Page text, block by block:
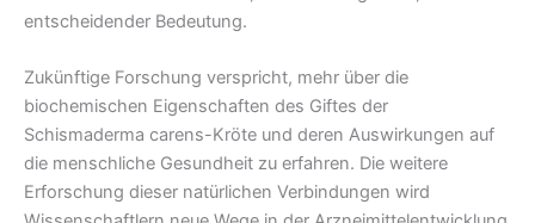
entscheidender Bedeutung.
Zukünftige Forschung verspricht, mehr über die
biochemischen Eigenschaften des Giftes der
Schismaderma carens-Kröte und deren Auswirkungen auf
die menschliche Gesundheit zu erfahren. Die weitere
Erforschung dieser natürlichen Verbindungen wird